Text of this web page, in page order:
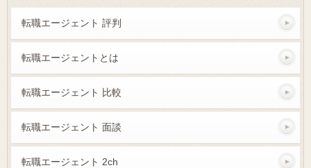
転職エージェント 評判
転職エージェントとは
転職エージェント 比較
転職エージェント 面談
転職エージェント 2ch